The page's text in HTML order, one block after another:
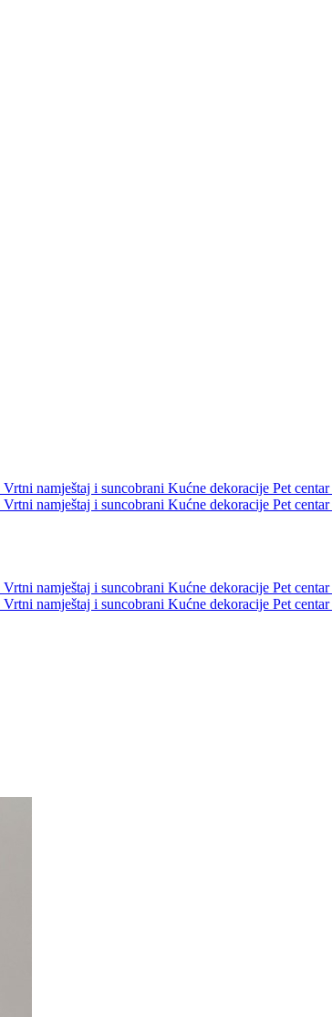
Vrtni namještaj i suncobrani Kućne dekoracije Pet centar
Vrtni namještaj i suncobrani Kućne dekoracije Pet centar
Vrtni namještaj i suncobrani Kućne dekoracije Pet centar
Vrtni namještaj i suncobrani Kućne dekoracije Pet centar